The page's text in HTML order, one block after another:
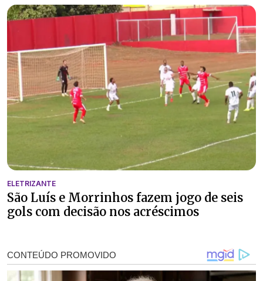
ELETRIZANTE
São Luís e Morrinhos fazem jogo de seis
gols com decisão nos acréscimos